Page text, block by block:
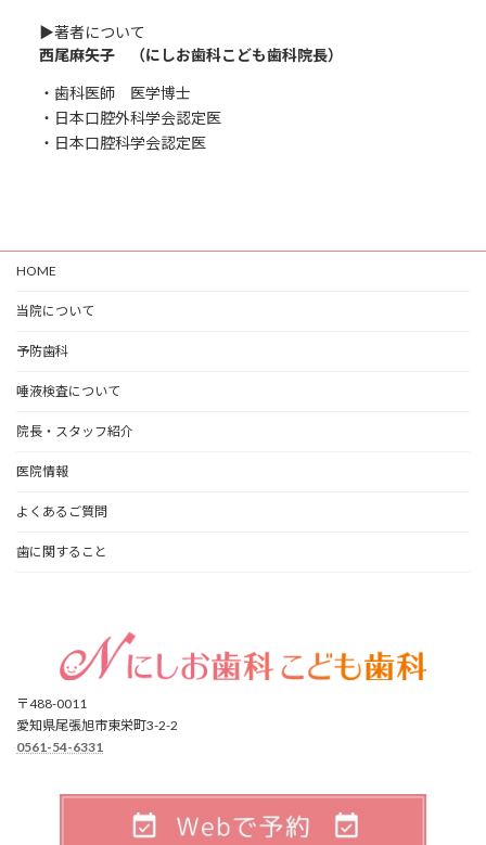
▶︎著者について
西尾麻矢子 （にしお歯科こども歯科院長）
・歯科医師 医学博士
・日本口腔外科学会認定医
・日本口腔科学会認定医
HOME
当院について
予防歯科
唾液検査について
院長・スタッフ紹介
医院情報
よくあるご質問
歯に関すること
〒488-0011
愛知県尾張旭市東栄町3-2-2
0561-54-6331